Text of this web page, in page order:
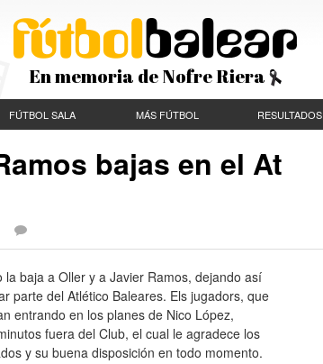
En memoria de Nofre Riera
FÚTBOL SALA MÁS FÚTBOL RESULTADOS
bajas en el At
la baja a Oller y a Javier Ramos, dejando así
parte del Atlético Baleares. Els jugadors, que
entrando en los planes de Nico López,
fuera del Club, el cual le agradece los
y su buena disposición en todo momento.